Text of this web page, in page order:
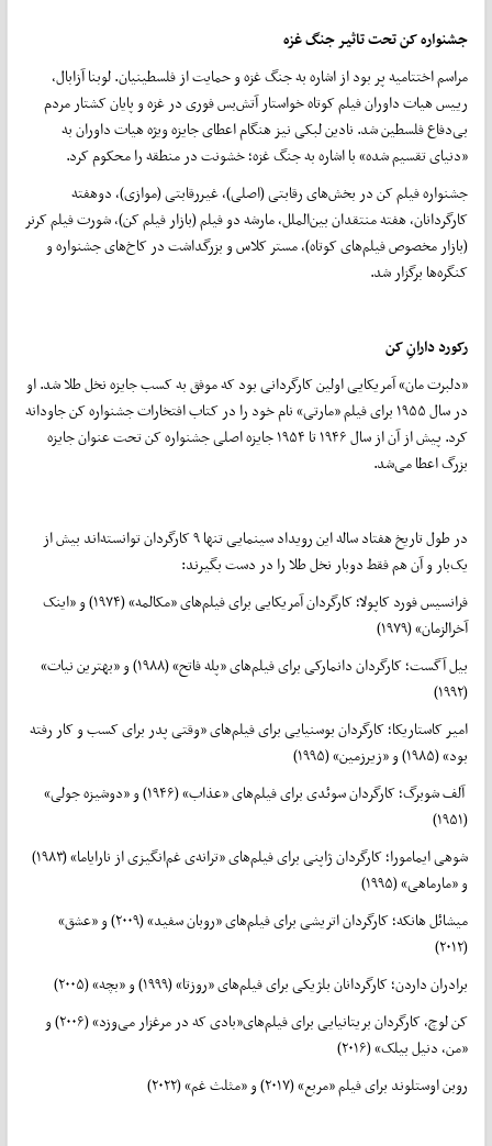
جشنواره کن تحت تاثیر جنگ غزه
مراسم اختتامیه پر بود از اشاره به جنگ غزه و حمایت از فلسطینیان. لوبنا آزابال،
رییس هیات داوران فیلم کوتاه خواستار آتش‌بس فوری در غزه و پایان کشتار مردم
بی‌دفاع فلسطین شد. نادین لبکی نیز هنگام اعطای جایزه ویژه هیات داوران به
«دنیای تقسیم شده» با اشاره به جنگ غزه؛ خشونت در منطقه را محکوم کرد.
جشنواره فیلم کن در بخش‌های رقابتی (اصلی)، غیررقابتی (موازی)، دوهفته
کارگردانان، هفته منتقدان بین‌الملل، مارشه دو فیلم (بازار فیلم کن)، شورت فیلم کرنر
(بازار مخصوص فیلم‌های کوتاه)، مستر کلاس و بزرگداشت در کاخ‌های جشنواره و
کنگره‌ها برگزار شد.
رکورد دارانِ کن
«دلبرت مان» آمریکایی اولین کارگردانی بود که موفق به کسب جایزه‌ نخل طلا شد. او
در سال ۱۹۵۵ برای فیلم «مارتی» نام خود را در کتاب افتخارات جشنواره‌ کن جاودانه
کرد. پیش از آن از سال ۱۹۴۶ تا ۱۹۵۴ جایزه اصلی جشنواره کن تحت عنوان جایزه
بزرگ اعطا می‌شد.
در طول تاریخ هفتاد ساله این رویداد سینمایی تنها ۹ کارگردان توانسته‌اند بیش از
یک‌بار و آن هم فقط دوبار نخل طلا را در دست بگیرند:
فرانسیس فورد کاپولا؛ کارگردان آمریکایی برای فیلم‌های «مکالمه» (۱۹۷۴) و «اینک
آخرالزمان» (۱۹۷۹)
بیل آگست؛ کارگردان دانمارکی برای فیلم‌های «پله فاتح» (۱۹۸۸) و «بهترین نیات»
امیر کاستاریکا؛ کارگردان بوسنیایی برای فیلم‌های «وقتی پدر برای کسب و کار رفته
بود» (۱۹۸۵) و «زیرزمین» (۱۹۹۵)
آلف شوبرگ؛ کارگردان سوئدی برای فیلم‌های «عذاب» (۱۹۴۶) و «دوشیزه جولی»
شوهی ایمامورا؛ کارگردان ژاپنی برای فیلم‌های «ترانه‌ی غم‌انگیزی از نارایاما» (۱۹۸۳)
و «مارماهی» (۱۹۹۵)
میشائل هانکه؛ کارگردان اتریشی برای فیلم‌های «روبان سفید» (۲۰۰۹) و «عشق»
برادران داردن؛ کارگردانان بلژیکی برای فیلم‌های «روزتا» (۱۹۹۹) و «بچه» (۲۰۰۵)
کن لوچ، کارگردان بریتانیایی برای فیلم‌های«بادی که در مرغزار می‌وزد» (۲۰۰۶) و
«من، دنیل بیلک» (۲۰۱۶)
روبن اوستلوند برای فیلم «مربع» (۲۰۱۷) و «مثلث غم» (۲۰۲۲)